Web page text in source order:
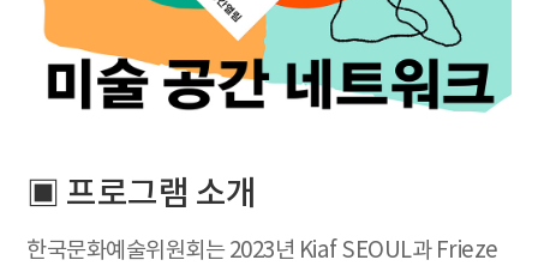
▣ 프로그램 소개
한국문화예술위원회는 2023년 Kiaf SEOUL과 Frieze